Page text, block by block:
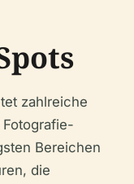
zahlreiche
Bereichen
die